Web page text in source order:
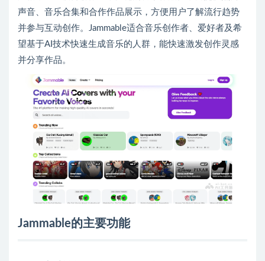
声音、音乐合集和合作作品展示，方便用户了解流行趋势
并参与互动创作。Jammable适合音乐创作者、爱好者及希
望基于AI技术快速生成音乐的人群，能快速激发创作灵感
并分享作品。
Jammable的主要功能